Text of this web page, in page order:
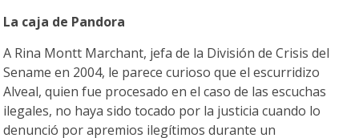
La caja de Pandora
A Rina Montt Marchant, jefa de la División de Crisis del
Sename en 2004, le parece curioso que el escurridizo
Alveal, quien fue procesado en el caso de las escuchas
ilegales, no haya sido tocado por la justicia cuando lo
denunció por apremios ilegítimos durante un